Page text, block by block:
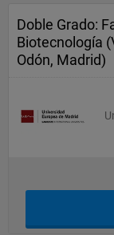
Doble Grado:
Biotecnología
Odón, Madrid)